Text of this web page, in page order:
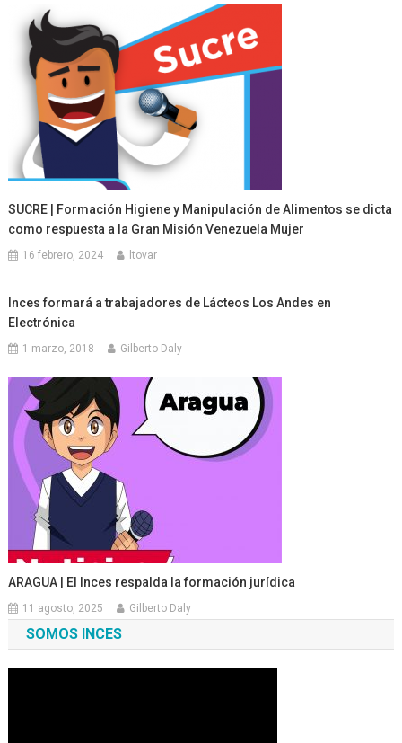
SUCRE | Formación Higiene y Manipulación de Alimentos se dicta
como respuesta a la Gran Misión Venezuela Mujer
16 febrero, 2024 ltovar
Inces formará a trabajadores de Lácteos Los Andes en
Electrónica
1 marzo, 2018 Gilberto Daly
ARAGUA | El Inces respalda la formación jurídica
11 agosto, 2025 Gilberto Daly
SOMOS INCES